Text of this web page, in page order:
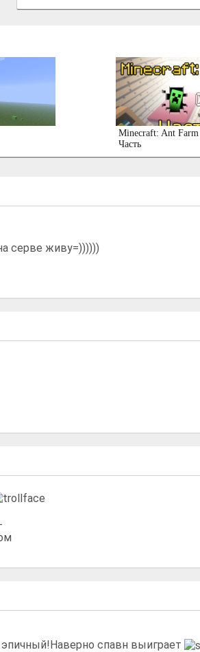
Minecraft: Ant Farm
Часть
серве живу=))))))
спавн выиграет